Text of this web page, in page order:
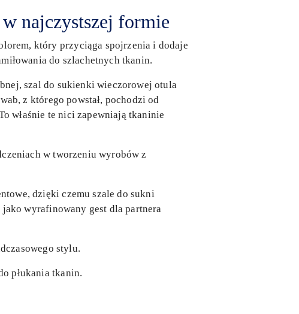
najczystszej formie
który przyciąga spojrzenia i dodaje
do szlachetnych tkanin.
szal do sukienki wieczorowej otula
z którego powstał, pochodzi od
właśnie te nici zapewniają tkaninie
w tworzeniu wyrobów z
dzięki czemu szale do sukni
wyrafinowany gest dla partnera
stylu.
płukania tkanin.